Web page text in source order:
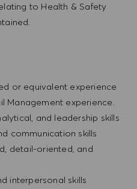
to Health & Safety
or equivalent experience
Management experience.
and leadership skills
communication skills
detail-oriented, and
interpersonal skills